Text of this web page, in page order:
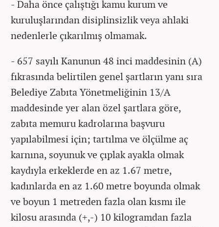
- Daha önce çalıştığı kamu kurum ve
kuruluşlarından disiplinsizlik veya ahlaki
nedenlerle çıkarılmış olmamak.
- 657 sayılı Kanunun 48 inci maddesinin (A)
fıkrasında belirtilen genel şartların yanı sıra
Belediye Zabıta Yönetmeliğinin 13/A
maddesinde yer alan özel şartlara göre,
zabıta memuru kadrolarına başvuru
yapılabilmesi için; tartılma ve ölçülme aç
karnına, soyunuk ve çıplak ayakla olmak
kaydıyla erkeklerde en az 1.67 metre,
kadınlarda en az 1.60 metre boyunda olmak
ve boyun 1 metreden fazla olan kısmı ile
kilosu arasında (+,-) 10 kilogramdan fazla